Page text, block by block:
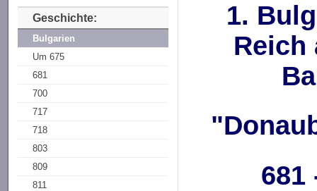
Geschichte:
Bulgarien
Um 675
681
700
717
718
803
809
811
1.
Reich
681